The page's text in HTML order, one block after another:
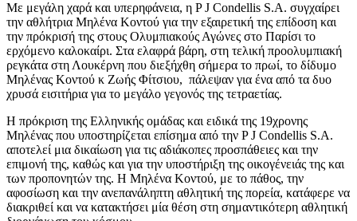
Με μεγάλη χαρά και υπερηφάνεια, η P J Condellis S.A. συγχαίρει
την αθλήτρια Μηλένα Κοντού για την εξαιρετική της επίδοση και
την πρόκρισή της στους Ολυμπιακούς Αγώνες στο Παρίσι το
ερχόμενο καλοκαίρι. Στα ελαφρά βάρη, στη τελική προολυμπιακή
ρεγκάτα στη Λουκέρνη που διεξήχθη σήμερα το πρωί, το δίδυμο
Μηλένας Κοντού κ Ζωής Φίτσιου, πάλεψαν για ένα από τα δυο
χρυσά εισιτήρια για το μεγάλο γεγονός της τετραετίας.
Η πρόκριση της Ελληνικής ομάδας και ειδικά της 19χρονης
Μηλένας που υποστηρίζεται επίσημα από την P J Condellis S.A.
αποτελεί μια δικαίωση για τις αδιάκοπες προσπάθειες και την
επιμονή της, καθώς και για την υποστήριξη της οικογένειάς της και
των προπονητών της. Η Μηλένα Κοντού, με το πάθος, την
αφοσίωση και την ανεπανάληπτη αθλητική της πορεία, κατάφερε να
διακριθεί και να κατακτήσει μία θέση στη σημαντικότερη αθλητική